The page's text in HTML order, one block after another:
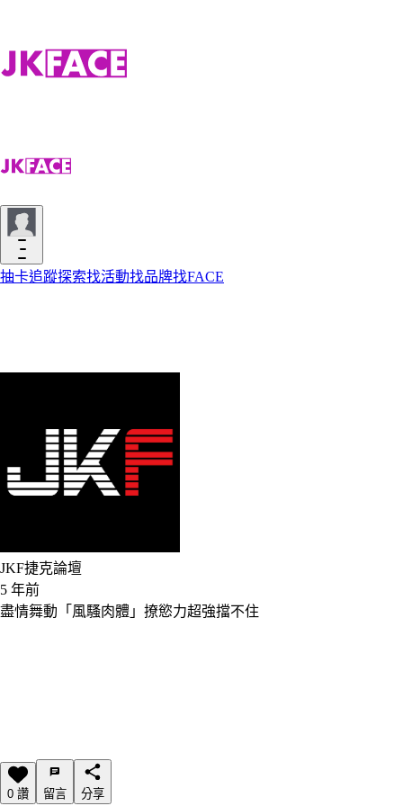
抽卡追蹤探索找活動找品牌找FACE
JKF捷克論壇
5 年前
盡情舞動「風騷肉體」撩慾力超強擋不住
0 讚 留言 分享